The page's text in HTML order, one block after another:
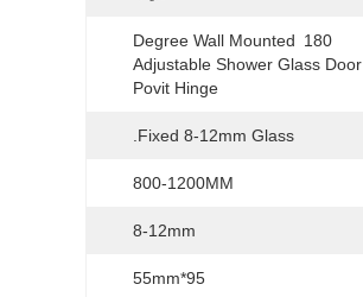
180 Degree Wall Mounted
Adjustable Shower Glass Door
Povit Hinge
Fixed 8-12mm Glass.
800-1200MM
8-12mm
95*55mm